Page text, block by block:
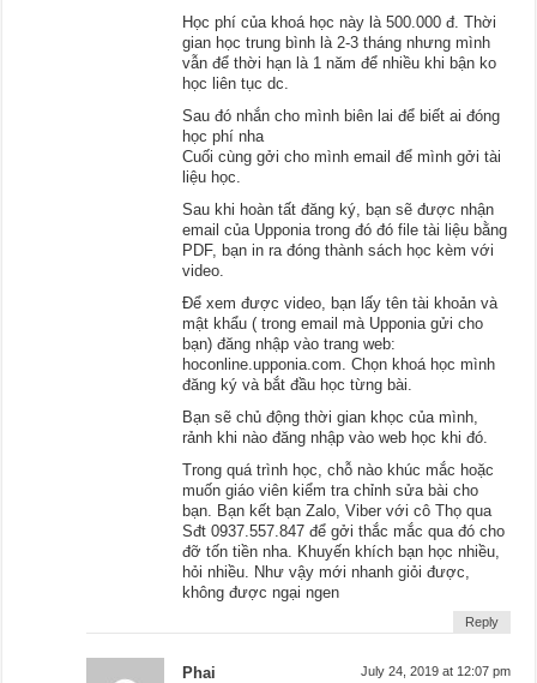
Học phí của khoá học này là 500.000 đ. Thời
gian học trung bình là 2-3 tháng nhưng mình
vẫn để thời hạn là 1 năm để nhiều khi bận ko
học liên tục dc.
Sau đó nhắn cho mình biên lai để biết ai đóng
học phí nha
Cuối cùng gởi cho mình email để mình gởi tài
liệu học.
Sau khi hoàn tất đăng ký, bạn sẽ được nhận
email của Upponia trong đó đó file tài liệu bằng
PDF, bạn in ra đóng thành sách học kèm với
video.
Để xem được video, bạn lấy tên tài khoản và
mật khẩu ( trong email mà Upponia gửi cho
bạn) đăng nhập vào trang web:
hoconline.upponia.com. Chọn khoá học mình
đăng ký và bắt đầu học từng bài.
Bạn sẽ chủ động thời gian khọc của mình,
rảnh khi nào đăng nhập vào web học khi đó.
Trong quá trình học, chỗ nào khúc mắc hoặc
muốn giáo viên kiểm tra chỉnh sửa bài cho
bạn. Bạn kết bạn Zalo, Viber với cô Thọ qua
Sđt 0937.557.847 để gởi thắc mắc qua đó cho
đỡ tốn tiền nha. Khuyến khích bạn học nhiều,
hỏi nhiều. Như vậy mới nhanh giỏi được,
không được ngại ngen
Reply
Phai July 24, 2019 at 12:07 pm